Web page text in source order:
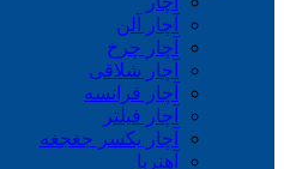
آچار آلن
آچار چرخ
آچار شلاقی
آچار فرانسه
آچار فیلتر
آچار یکسر جغجغه
آهنربا